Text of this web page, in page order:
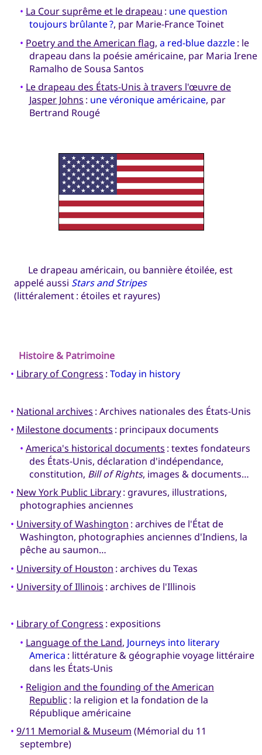
• La Cour suprême et le drapeau : une question
toujours brûlante ?, par Marie-France Toinet
• Poetry and the American flag, a red-blue dazzle: le
drapeau dans la poésie américaine, par Maria Irene
Ramalho de Sousa Santos
• Le drapeau des États-Unis à travers l'œuvre de
Jasper Johns : une véronique américaine, par
Bertrand Rougé
Le drapeau américain, ou bannière étoilée, est
appelé aussi Stars and Stripes
(littéralement : étoiles et rayures)
Histoire & Patrimoine
• Library of Congress : Today in history
• National archives : Archives nationales des États-Unis
• Milestone documents : principaux documents
• America's historical documents : textes fondateurs
des États-Unis, déclaration d'indépendance,
constitution, Bill of Rights, images & documents…
• New York Public Library: gravures, illustrations,
photographies anciennes
• University of Washington : archives de l'État de
Washington, photographies anciennes d'Indiens, la
pêche au saumon…
• University of Houston : archives du Texas
• University of Illinois : archives de l'Illinois
• Library of Congress : expositions
• Language of the Land, Journeys into literary
America : littérature & géographie voyage littéraire
dans les États-Unis
• Religion and the founding of the American
Republic : la religion et la fondation de la
République américaine
• 9/11 Memorial & Museum (Mémorial du 11
septembre)